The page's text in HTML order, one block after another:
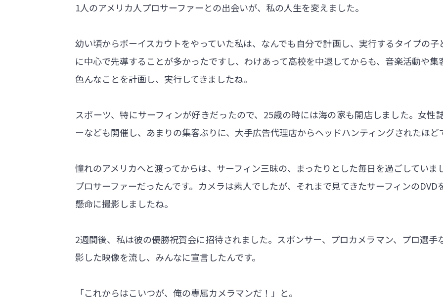
1人のアメリカ人プロサーファーとの出会いが、私の人生を変えました。
幼い頃からボーイスカウトをやっていた私は、なんでも自分で計画し、実行するタイプの
に中心で先導することが多かったですし、わけあって高校を中退してからも、音楽活動や
色んなことを計画し、実行してきましたね。
スポーツ、特にサーフィンが好きだったので、25歳の時には海の家も開店しました。女性
ーなども開催し、あまりの集客ぶりに、大手広告代理店からヘッドハンティングされたほど
憧れのアメリカへと渡ってからは、サーフィン三昧の、まったりとした毎日を過ごしてい
プロサーファーだったんです。カメラは素人でしたが、それまで見てきたサーフィンの
懸命に撮影しましたね。
2週間後、私は彼の優勝祝賀会に招待されました。スポンサー、プロカメラマン、プロ選
影した映像を流し、みんなに宣言したんです。
「これからはこいつが、俺の専属カメラマンだ！」と。